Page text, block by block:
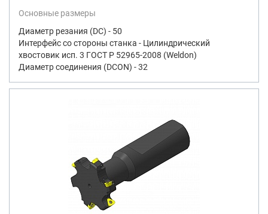
Основные размеры
Диаметр резания (DC) - 50
Интерфейс со стороны станка - Цилиндрический
хвостовик исп. 3 ГОСТ Р 52965-2008 (Weldon)
Диаметр соединения (DCON) - 32